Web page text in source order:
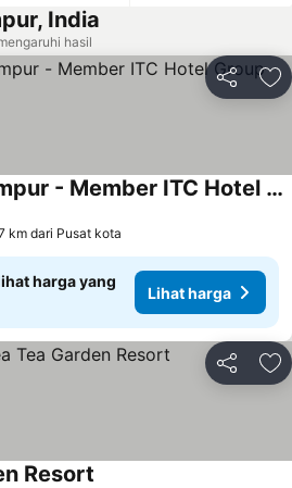
India
hasil
Bagikan
Fortune Park Palampur - Member ITC Hotel Group
km dari Pusat kota
harga yang
Lihat harga
Bagikan
Resort